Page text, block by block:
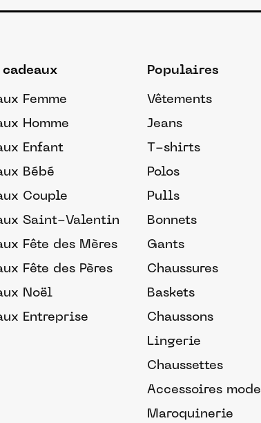
cadeaux
Femme
Homme
Enfant
Bébé
Couple
Saint-Valentin
Fête des Mères
Fête des Pères
Noël
Entreprise
Populaires
Vêtements
Jeans
T-shirts
Polos
Pulls
Bonnets
Gants
Chaussures
Baskets
Chaussons
Lingerie
Chaussettes
Accessoires mode
Maroquinerie